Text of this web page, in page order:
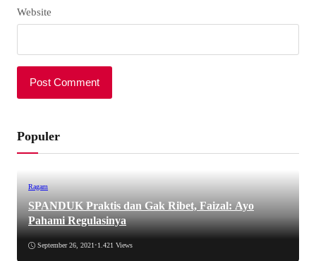
Website
Populer
Ragam
SPANDUK Praktis dan Gak Ribet, Faizal: Ayo
Pahami Regulasinya
September 26, 2021•1.421 Views